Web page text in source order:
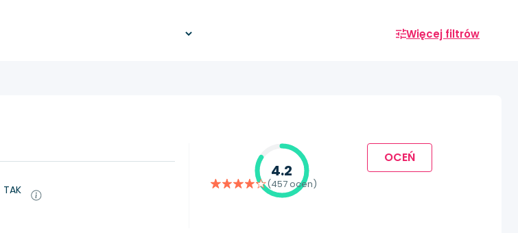
Więcej filtrów
TAK
4.2
(457 ocen)
OCEŃ